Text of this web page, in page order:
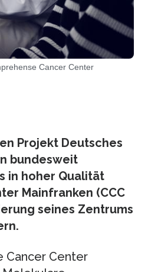
Cancer Center
Projekt Deutsches
bundesweit
in hoher Qualität
Mainfranken (CCC
seines Zentrums
Cancer Center